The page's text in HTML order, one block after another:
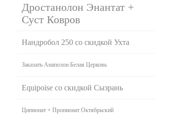
Дростанолон Энантат +
Суст Ковров
Нандробол 250 со скидкой Ухта
Заказать Анаполон Белая Церковь
Equipoise со скидкой Сызрань
Ципионат + Пропионат Октябрьский